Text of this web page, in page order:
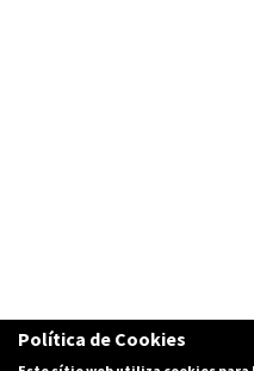
Política de Cookies